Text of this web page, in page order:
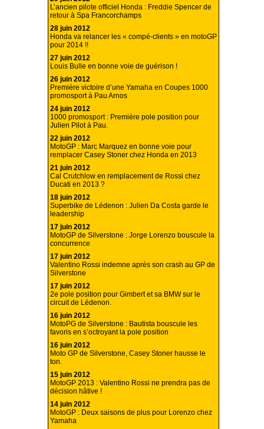
L’ancien pilote officiel Honda : Freddie Spencer de
retour à Spa Francorchamps
28 juin 2012
Honda va relancer les « compé-clients » en motoGP
pour 2014 !!
27 juin 2012
Louis Bulle en bonne voie de guérison !
26 juin 2012
Première victoire d’une Yamaha en Coupes 1000
promosport à Pau Arnos
24 juin 2012
1000 promosport : Première pole position pour
Julien Pilot à Pau.
22 juin 2012
MotoGP : Marc Marquez en bonne voie pour
remplacer Casey Stoner chez Honda en 2013
21 juin 2012
Cal Crutchlow en remplacement de Rossi chez
Ducati en 2013 ?
18 juin 2012
Superbike de Lédenon : Julien Da Costa garde le
leadership
17 juin 2012
MotoGP de Silverstone : Jorge Lorenzo bouscule la
concurrence
17 juin 2012
Valentino Rossi indemne après son crash au GP de
Silverstone
17 juin 2012
2e pole position pour Gimbert et sa BMW sur le
circuit de Lédenon.
16 juin 2012
MotoPG de Silverstone : Bautista bouscule les
favoris en s’octroyant la pole position
16 juin 2012
Moto GP de Silverstone, Casey Stoner hausse le
ton.
15 juin 2012
MotoGP 2013 : Valentino Rossi ne prendra pas de
décision hâtive !
14 juin 2012
MotoGP : Deux saisons de plus pour Lorenzo chez
Yamaha